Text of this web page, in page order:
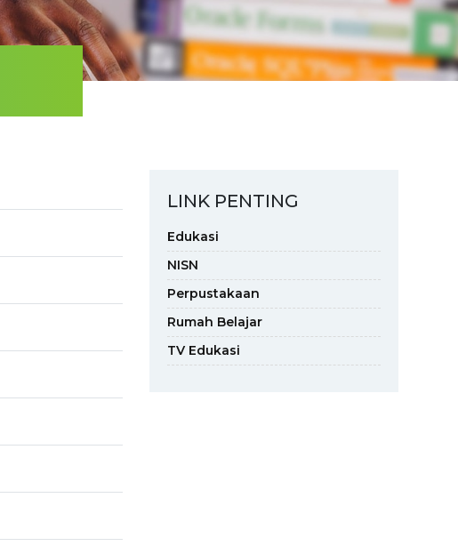
LINK PENTING
Edukasi
NISN
Perpustakaan
Rumah Belajar
TV Edukasi